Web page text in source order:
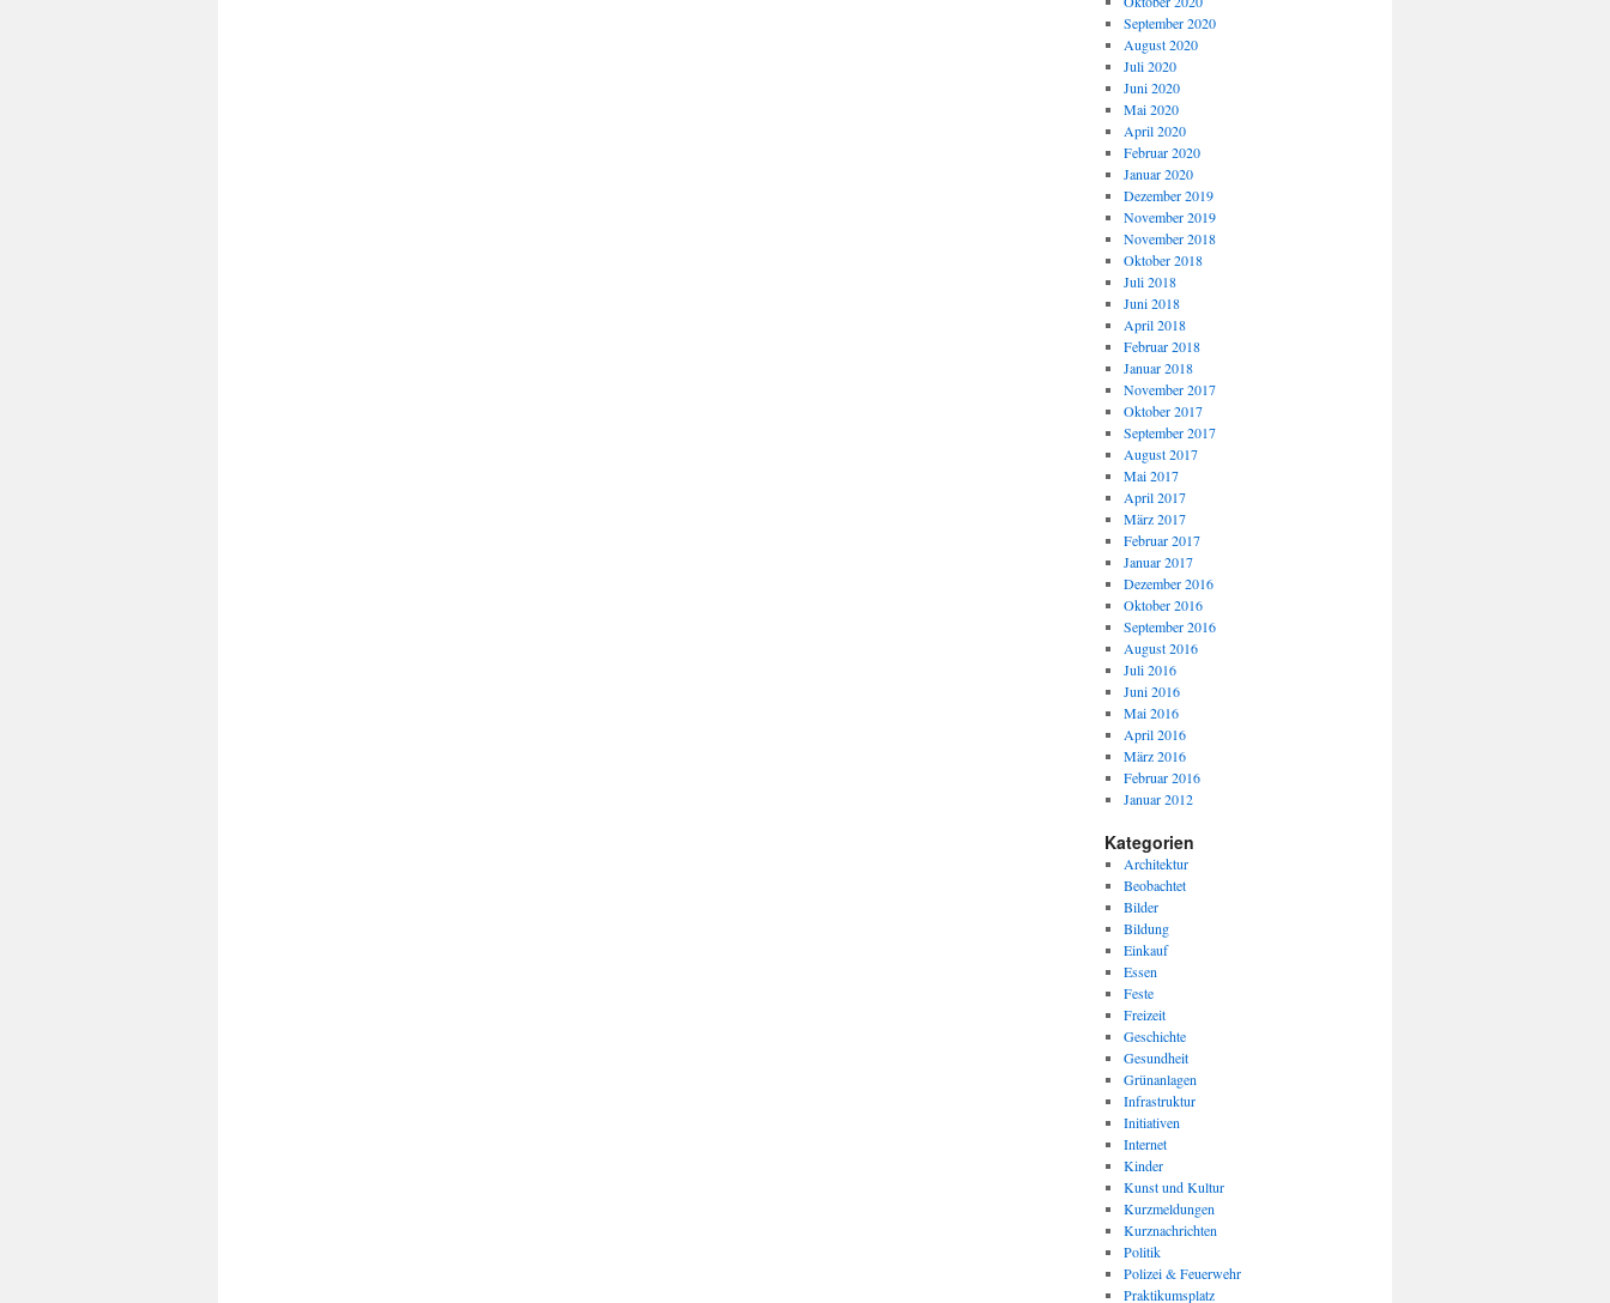
September 2020
August 2020
Juli 2020
Juni 2020
Mai 2020
April 2020
Februar 2020
Januar 2020
Dezember 2019
November 2019
November 2018
Oktober 2018
Juli 2018
Juni 2018
April 2018
Februar 2018
Januar 2018
November 2017
Oktober 2017
September 2017
August 2017
Mai 2017
April 2017
März 2017
Februar 2017
Januar 2017
Dezember 2016
Oktober 2016
September 2016
August 2016
Juli 2016
Juni 2016
Mai 2016
April 2016
März 2016
Februar 2016
Januar 2012
Kategorien
Architektur
Beobachtet
Bilder
Bildung
Einkauf
Essen
Feste
Freizeit
Geschichte
Gesundheit
Grünanlagen
Infrastruktur
Initiativen
Internet
Kinder
Kunst und Kultur
Kurzmeldungen
Kurznachrichten
Politik
Polizei & Feuerwehr
Praktikumsplatz